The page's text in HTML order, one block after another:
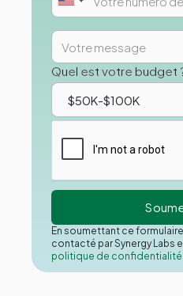
Quel est votre budget
En soumettant ce
contacté par Synergy Labs
politique de confidentialité.